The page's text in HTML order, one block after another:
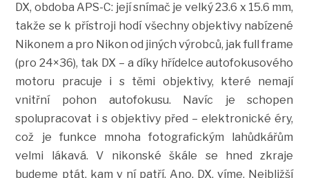
DX, obdoba APS-C: její snímač je velký 23.6 x 15.6 mm,
takže se k přístroji hodí všechny objektivy nabízené
Nikonem a pro Nikon od jiných výrobců, jak full frame
(pro 24×36), tak DX – a díky hřídelce autofokusového
motoru pracuje i s těmi objektivy, které nemají
vnitřní pohon autofokusu. Navíc je schopen
spolupracovat i s objektivy před – elektronické éry,
což je funkce mnoha fotografickým lahůdkářům
velmi lákavá. V nikonské škále se hned zkraje
budeme ptát, kam v ní patří. Ano, DX, víme. Nejbližší